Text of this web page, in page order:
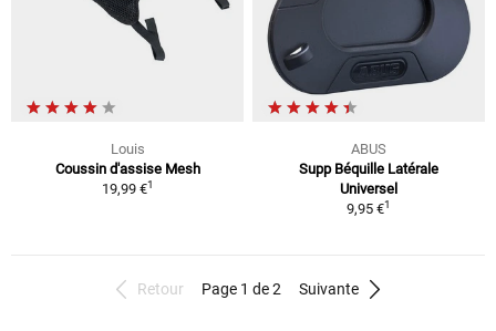
Louis
Coussin d'assise Mesh
19,99 €1
ABUS
Supp Béquille Latérale
Universel
9,95 €1
Retour Page 1 de 2 Suivante